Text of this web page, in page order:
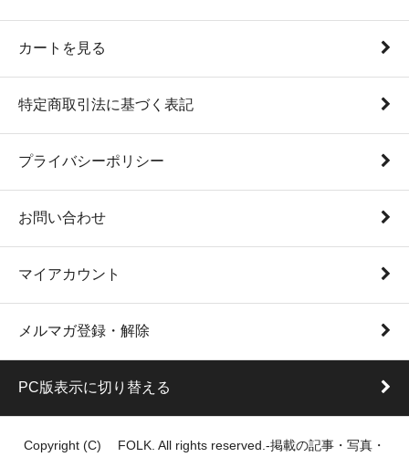
カートを見る
特定商取引法に基づく表記
プライバシーポリシー
お問い合わせ
マイアカウント
メルマガ登録・解除
PC版表示に切り替える
Copyright (C) FOLK. All rights reserved.-掲載の記事・写真・